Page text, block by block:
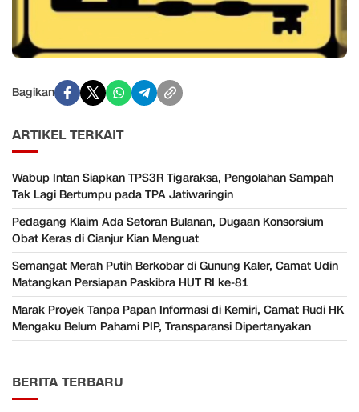
Bagikan
ARTIKEL TERKAIT
Wabup Intan Siapkan TPS3R Tigaraksa, Pengolahan Sampah
Tak Lagi Bertumpu pada TPA Jatiwaringin
Pedagang Klaim Ada Setoran Bulanan, Dugaan Konsorsium
Obat Keras di Cianjur Kian Menguat
Semangat Merah Putih Berkobar di Gunung Kaler, Camat Udin
Matangkan Persiapan Paskibra HUT RI ke-81
Marak Proyek Tanpa Papan Informasi di Kemiri, Camat Rudi HK
Mengaku Belum Pahami PIP, Transparansi Dipertanyakan
BERITA TERBARU